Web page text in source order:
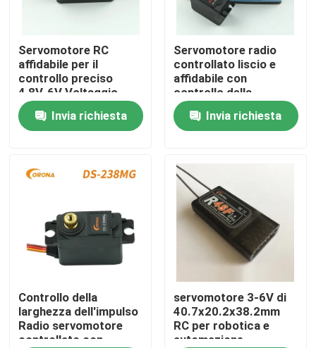
Giro della fabbrica
Controllo di qualità
Servomotore di RC
Mini Servo Motor
Servomotore standard
Servomotore RC
affidabile per il
controllo preciso
4,8V-6V Voltaggio
300mm Lunghezza del
cavo del connettore
Invia richiesta
Servomotore radio
controllato liscio e
affidabile con
controllo della
larghezza dell'impulso
1.5kg.cm 4.8V
Invia richiesta
Controllo della
larghezza dell'impulso
Radio servomotore
controllato con
servomotore 3-6V di
40.7x20.2x38.2mm
RC per robotica e
automazione